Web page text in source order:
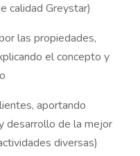
calidad Greystar)
las propiedades,
el concepto y
aportando
desarrollo de la mejor
diversas)